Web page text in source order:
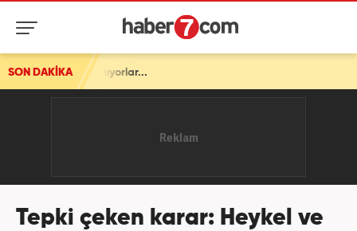
SON DAKİKA
Tepki çeken karar: Heykel ve